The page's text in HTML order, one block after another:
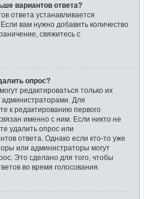
вариантов ответа?
ответа устанавливается
вам нужно добавить количество
свяжитесь с
опрос?
редактироваться только их
Для
к редактированию первого
именно с ним. Если никто не
удалить опрос или
ответа. Однако если кто-то уже
или администраторы могут
Это сделано для того, чтобы
во время голосования.